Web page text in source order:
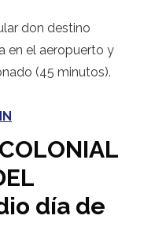
don destino
en el aeropuerto y
(45 minutos).
día de